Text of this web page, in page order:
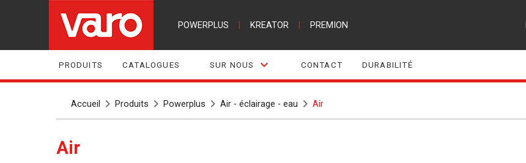
POWERPLUS KREATOR PREMION
PRODUITS CATALOGUES SUR NOUS CONTACT DURABILITÉ
Accueil Produits Powerplus Air - éclairage - eau Air
Air